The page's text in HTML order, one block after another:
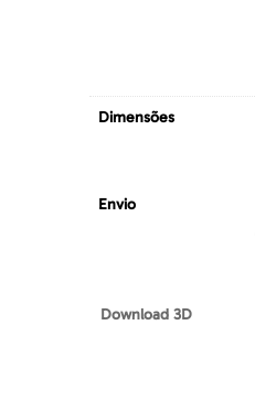
Dimensões
Envio
Download 3D